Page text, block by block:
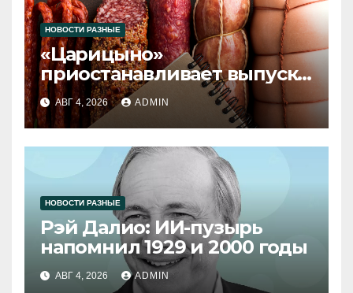
НОВОСТИ РАЗНЫЕ
«Царицыно»
приостанавливает выпуск
продукции
АВГ 4, 2026 ADMIN
НОВОСТИ РАЗНЫЕ
Рэй Далио: ИИ-пузырь
напомнил 1929 и 2000 годы
АВГ 4, 2026 ADMIN